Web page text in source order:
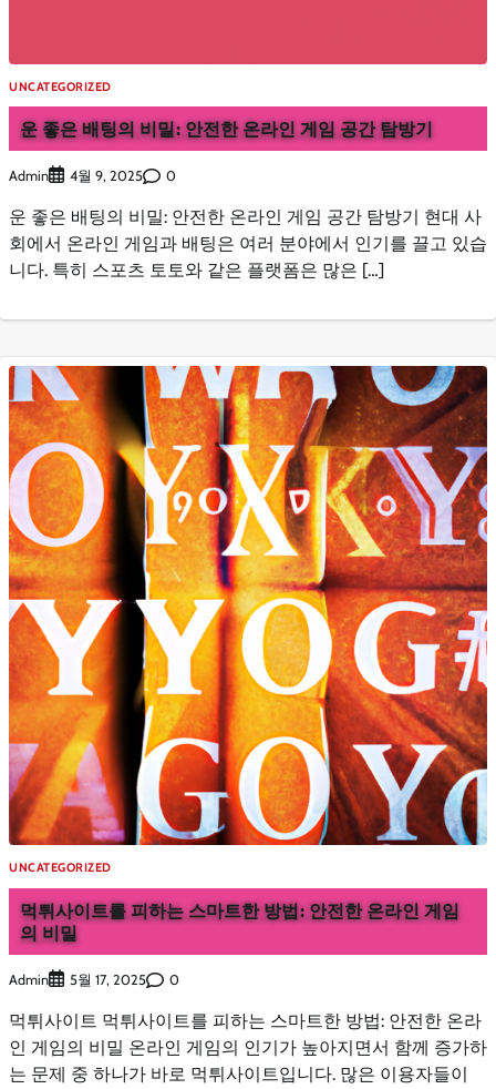
UNCATEGORIZED
운 좋은 배팅의 비밀: 안전한 온라인 게임 공간 탐방기
Admin 4월 9, 2025 0
운 좋은 배팅의 비밀: 안전한 온라인 게임 공간 탐방기 현대 사
회에서 온라인 게임과 배팅은 여러 분야에서 인기를 끌고 있습
니다. 특히 스포츠 토토와 같은 플랫폼은 많은 […]
UNCATEGORIZED
먹튀사이트를 피하는 스마트한 방법: 안전한 온라인 게임
의 비밀
Admin 5월 17, 2025 0
먹튀사이트 먹튀사이트를 피하는 스마트한 방법: 안전한 온라
인 게임의 비밀 온라인 게임의 인기가 높아지면서 함께 증가하
는 문제 중 하나가 바로 먹튀사이트입니다. 많은 이용자들이